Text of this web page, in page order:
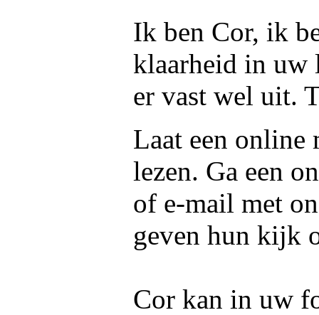
Ik ben Cor, ik
klaarheid in uw
er vast wel uit.
Laat een
lezen. Ga een
of e-mail met
geven hun kijk
Cor kan in uw